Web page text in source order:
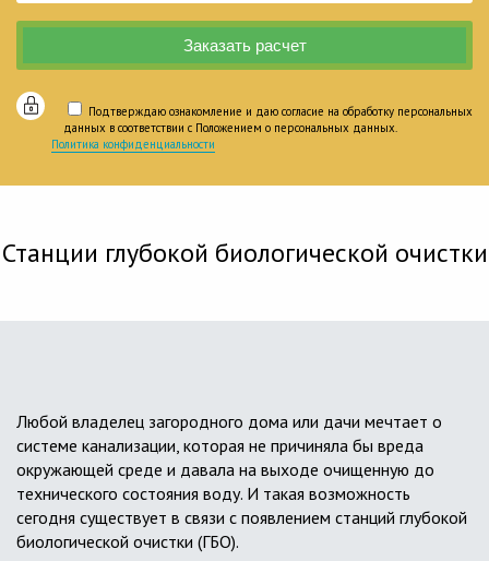
Подтверждаю ознакомление и даю согласие на обработку персональных
данных в соответствии с Положением о персональных данных.
Политика конфиденциальности
Станции глубокой биологической очистки
Любой владелец загородного дома или дачи мечтает о
системе канализации, которая не причиняла бы вреда
окружающей среде и давала на выходе очищенную до
технического состояния воду. И такая возможность
сегодня существует в связи с появлением станций глубокой
биологической очистки (ГБО).